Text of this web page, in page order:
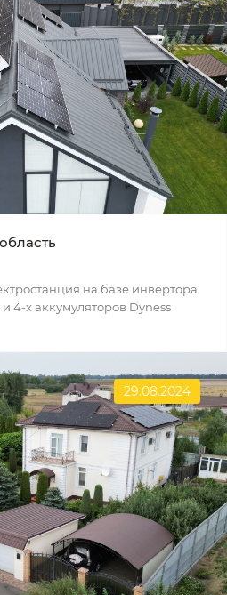
на базе инвертора
и 4-х аккумуляторов Dyness
29.08.2024